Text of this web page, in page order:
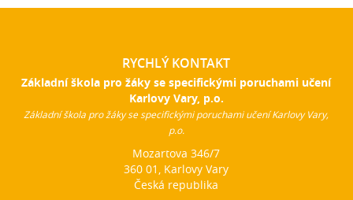
RYCHLÝ KONTAKT
Základní škola pro žáky se specifickými poruchami učení
Karlovy Vary, p.o.
Základní škola pro žáky se specifickými poruchami učení Karlovy Vary,
p.o.
Mozartova 346/7
360 01, Karlovy Vary
Česká republika